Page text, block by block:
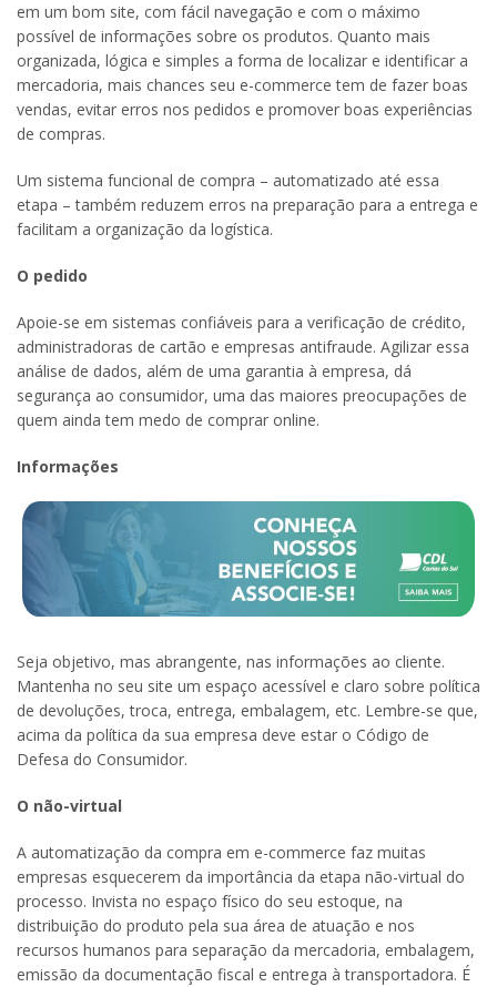
em um bom site, com fácil navegação e com o máximo
possível de informações sobre os produtos. Quanto mais
organizada, lógica e simples a forma de localizar e identificar a
mercadoria, mais chances seu e-commerce tem de fazer boas
vendas, evitar erros nos pedidos e promover boas experiências
de compras.
Um sistema funcional de compra – automatizado até essa
etapa – também reduzem erros na preparação para a entrega e
facilitam a organização da logística.
O pedido
Apoie-se em sistemas confiáveis para a verificação de crédito,
administradoras de cartão e empresas antifraude. Agilizar essa
análise de dados, além de uma garantia à empresa, dá
segurança ao consumidor, uma das maiores preocupações de
quem ainda tem medo de comprar online.
Informações
Seja objetivo, mas abrangente, nas informações ao cliente.
Mantenha no seu site um espaço acessível e claro sobre política
de devoluções, troca, entrega, embalagem, etc. Lembre-se que,
acima da política da sua empresa deve estar o Código de
Defesa do Consumidor.
O não-virtual
A automatização da compra em e-commerce faz muitas
empresas esquecerem da importância da etapa não-virtual do
processo. Invista no espaço físico do seu estoque, na
distribuição do produto pela sua área de atuação e nos
recursos humanos para separação da mercadoria, embalagem,
emissão da documentação fiscal e entrega à transportadora. É